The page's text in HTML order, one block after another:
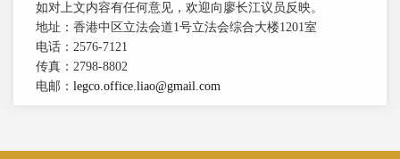
如对上文内容有任何意见，欢迎向廖长江议员反映。
地址：香港中区立法会道1号立法会综合大楼1201室
电话：2576-7121
传真：2798-8802
电邮： legco.office.liao@gmail.com